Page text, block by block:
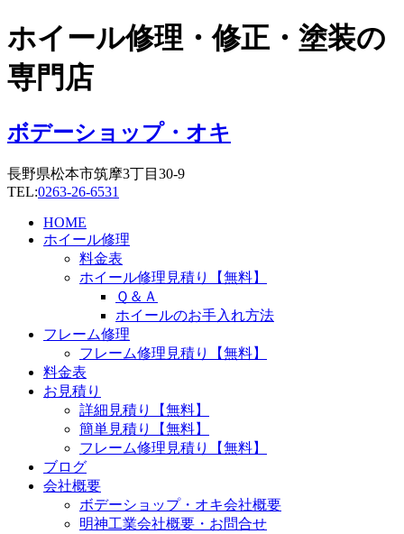
コ
ン
テ
ン
に
ス
ッ
プ
ホイール修理・修正・塗装の
専門店
ボデーショップ・オキ
長野県松本市筑摩3丁目30-9
TEL:0263-26-6531
HOME
ホイール修理
料金表
ホイール修理見積り【無料】
Ｑ＆Ａ
ホイールのお手入れ方法
フレーム修理
フレーム修理見積り【無料】
料金表
お見積り
詳細見積り【無料】
簡単見積り【無料】
フレーム修理見積り【無料】
ブログ
会社概要
ボデーショップ・オキ会社概要
明神工業会社概要・お問合せ